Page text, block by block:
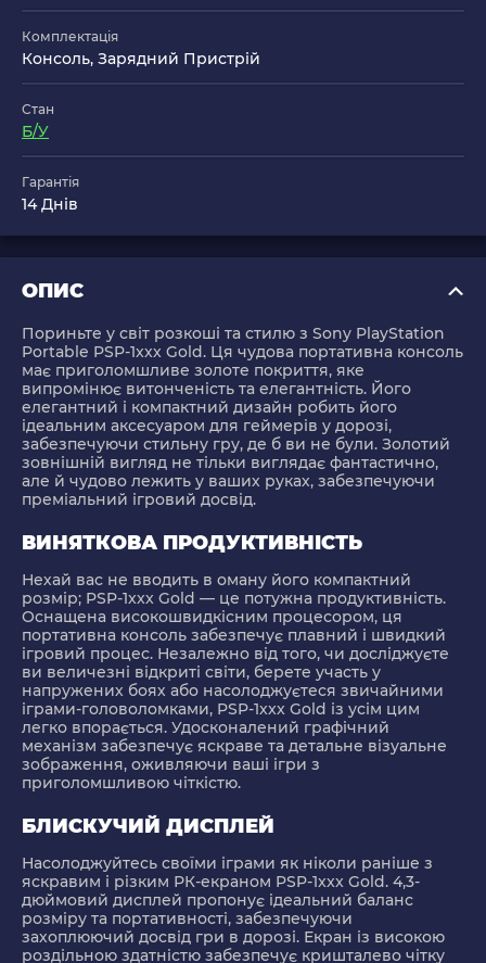
Комплектація
Консоль, Зарядний Пристрій
Стан
Б/У
Гарантія
14 Днів
ОПИС
Пориньте у світ розкоші та стилю з Sony PlayStation
Portable PSP-1xxx Gold. Ця чудова портативна консоль
має приголомшливе золоте покриття, яке
випромінює витонченість та елегантність. Його
елегантний і компактний дизайн робить його
ідеальним аксесуаром для геймерів у дорозі,
забезпечуючи стильну гру, де б ви не були. Золотий
зовнішній вигляд не тільки виглядає фантастично,
але й чудово лежить у ваших руках, забезпечуючи
преміальний ігровий досвід.
ВИНЯТКОВА ПРОДУКТИВНІСТЬ
Нехай вас не вводить в оману його компактний
розмір; PSP-1xxx Gold — це потужна продуктивність.
Оснащена високошвидкісним процесором, ця
портативна консоль забезпечує плавний і швидкий
ігровий процес. Незалежно від того, чи досліджуєте
ви величезні відкриті світи, берете участь у
напружених боях або насолоджуєтеся звичайними
іграми-головоломками, PSP-1xxx Gold із усім цим
легко впорається. Удосконалений графічний
механізм забезпечує яскраве та детальне візуальне
зображення, оживляючи ваші ігри з
приголомшливою чіткістю.
БЛИСКУЧИЙ ДИСПЛЕЙ
Насолоджуйтесь своїми іграми як ніколи раніше з
яскравим і різким РК-екраном PSP-1xxx Gold. 4,3-
дюймовий дисплей пропонує ідеальний баланс
розміру та портативності, забезпечуючи
захоплюючий досвід гри в дорозі. Екран із високою
роздільною здатністю забезпечує кришталево чітку